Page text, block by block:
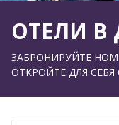
ОТЕЛИ В
ЗАБРОНИРУЙТЕ
ОТКРОЙТЕ ДЛЯ